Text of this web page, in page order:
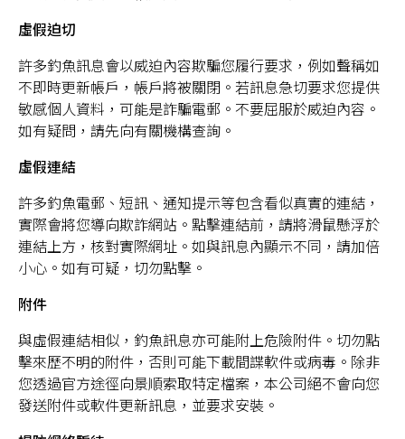
虛假迫切
許多釣魚訊息會以威迫內容欺騙您履行要求，例如聲稱如
不即時更新帳戶，帳戶將被關閉。若訊息急切要求您提供
敏感個人資料，可能是詐騙電郵。不要屈服於威迫內容。
如有疑問，請先向有關機構查詢。
虛假連結
許多釣魚電郵、短訊、通知提示等包含看似真實的連結，
實際會將您導向欺詐網站。點擊連結前，請將滑鼠懸浮於
連結上方，核對實際網址。如與訊息內顯示不同，請加倍
小心。如有可疑，切勿點擊。
附件
與虛假連結相似，釣魚訊息亦可能附上危險附件。切勿點
擊來歷不明的附件，否則可能下載間諜軟件或病毒。除非
您透過官方途徑向景順索取特定檔案，本公司絕不會向您
發送附件或軟件更新訊息，並要求安裝。